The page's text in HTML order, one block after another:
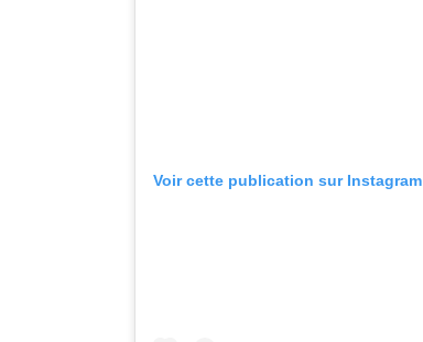
Voir cette publication sur Instagram